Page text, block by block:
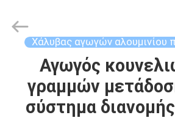
ΣΠΊΤΙ
ΠΡΟΪΌΝΤΑ
Χάλυβας αγωγών αλουμινίου
Αγωγός
γραμμών
σύστημα